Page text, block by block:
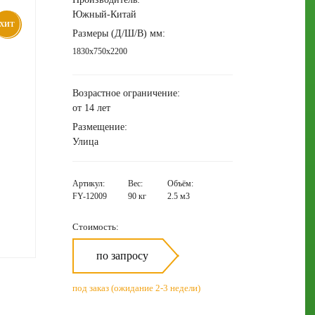
ХИТ
Южный-Китай
Размеры (Д/Ш/В) мм:
1830x750x2200
Возрастное ограничение:
от 14 лет
Размещение:
Улица
Артикул:
FY-12009
Вес:
90 кг
Объём:
2.5 м3
Стоимость:
по запросу
под заказ (ожидание 2-3 недели)